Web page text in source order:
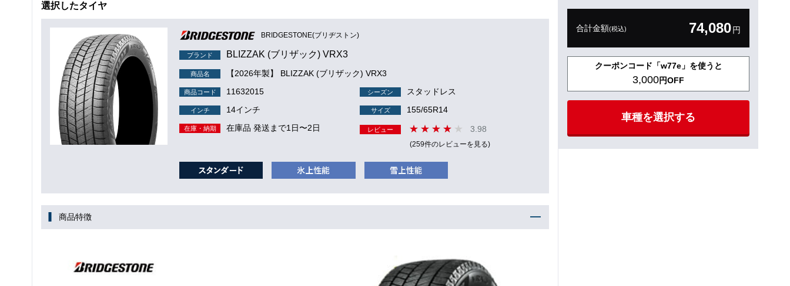
選択したタイヤ
BRIDGESTONE(ブリヂストン)
ブランド BLIZZAK (ブリザック) VRX3
商品名 【2026年製】 BLIZZAK (ブリザック) VRX3
商品コード 11632015 シーズン スタッドレス
インチ 14インチ サイズ 155/65R14
在庫・納期 在庫品 発送まで1日〜2日 レビュー 3.98
(259件のレビューを見る)
商品特徴
合計金額(税込) 74,080円
クーポンコード「w77e」を使うと
3,000円OFF
車種を選択する